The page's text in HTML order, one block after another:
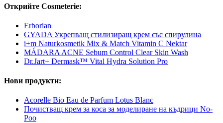
Открийте Cosmeterie:
Erborian
GYADA Укрепващ стилизиращ крем със спирулина
i+m Naturkosmetik Mix & Match Vitamin C Nektar
MÁDARA ACNE Sebum Control Clear Skin Wash
Dr.Jart+ Dermask™ Vital Hydra Solution Pro
Нови продукти:
Acorelle Bio Eau de Parfum Lotus Blanc
Почистващ крем за коса за моделиране на къдрици No-
Poo